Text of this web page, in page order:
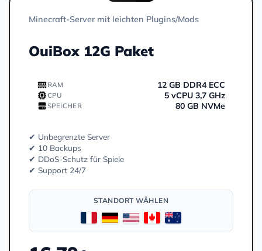
Minecraft-Server mit leichten Plugins/Mods
OuiBox 12G Paket
RAM 12 GB DDR4 ECC
CPU 5 vCPU 3,7 GHz
SPEICHER 80 GB NVMe
✔ Unbegrenzte Server
✔ 10 Backups
✔ DDoS-Schutz für Spiele
✔ Support 24/7
STANDORT WÄHLEN